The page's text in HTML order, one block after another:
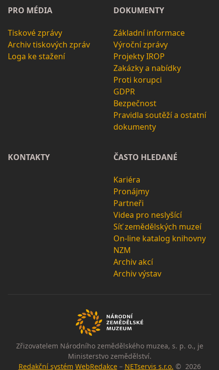
PRO MÉDIA
Tiskové zprávy
Archiv tiskových zpráv
Loga ke stažení
DOKUMENTY
Základní informace
Výroční zprávy
Projekty IROP
Zakázky a nabídky
Proti korupci
GDPR
Bezpečnost
Pravidla soutěží a ostatní
dokumenty
KONTAKTY ČASTO HLEDANÉ
Kariéra
Pronájmy
Partneři
Videa pro neslyšící
Síť zemědělských muzeí
On-line katalog knihovny
NZM
Archiv akcí
Archiv výstav
Zřizovatelem Národního zemědělského muzea, s. p. o., je
Ministerstvo zemědělství.
Redakční systém WebRedakce– NETservis s.r.o. © 2026